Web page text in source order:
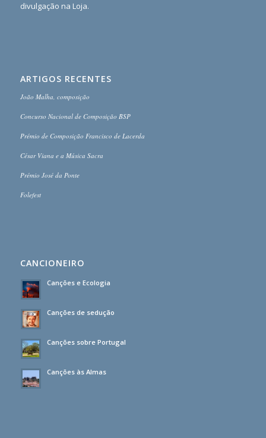
divulgação na Loja.
ARTIGOS RECENTES
João Malha, composição
Concurso Nacional de Composição BSP
Prémio de Composição Francisco de Lacerda
César Viana e a Música Sacra
Prémio José da Ponte
Folefest
CANCIONEIRO
Canções e Ecologia
Canções de sedução
Canções sobre Portugal
Canções às Almas